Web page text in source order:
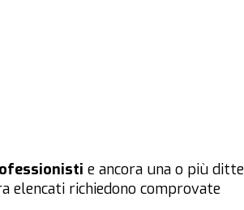
e ancora una o più ditte
elencati richiedono comprovate